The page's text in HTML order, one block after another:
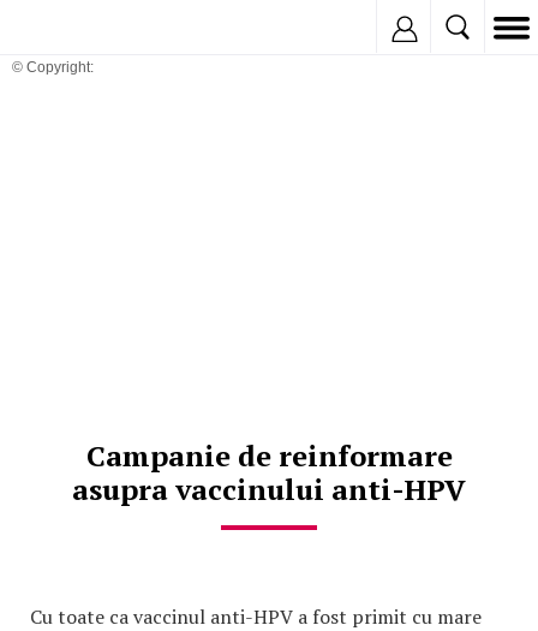
© Copyright:
Campanie de reinformare
asupra vaccinului anti-HPV
Cu toate ca vaccinul anti-HPV a fost primit cu mare